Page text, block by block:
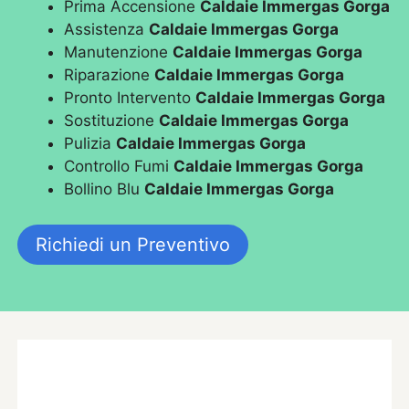
Prima Accensione Caldaie Immergas Gorga
Assistenza Caldaie Immergas Gorga
Manutenzione Caldaie Immergas Gorga
Riparazione Caldaie Immergas Gorga
Pronto Intervento Caldaie Immergas Gorga
Sostituzione Caldaie Immergas Gorga
Pulizia Caldaie Immergas Gorga
Controllo Fumi Caldaie Immergas Gorga
Bollino Blu Caldaie Immergas Gorga
Richiedi un Preventivo